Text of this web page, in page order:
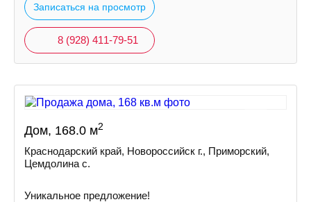
Записаться на просмотр
8 (928) 411-79-51
Дом, 168.0 м2
Краснодарский край, Новороссийск г., Приморский,
Цемдолина с.
Уникальное предложение!